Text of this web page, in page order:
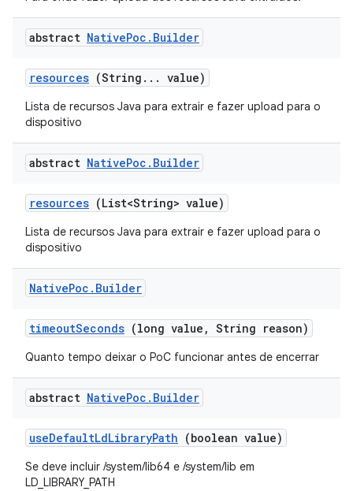
abstract NativePoc . Builder
resources (String . . . value)
Lista de recursos Java para extrair e fazer upload para o
dispositivo
abstract NativePoc . Builder
resources (List<String> value)
Lista de recursos Java para extrair e fazer upload para o
dispositivo
NativePoc . Builder
timeoutSeconds (long value , String reason)
Quanto tempo deixar o PoC funcionar antes de encerrar
abstract NativePoc . Builder
useDefaultLdLibraryPath (boolean value)
Se deve incluir /system/lib64 e /system/lib em
LD_LIBRARY_PATH